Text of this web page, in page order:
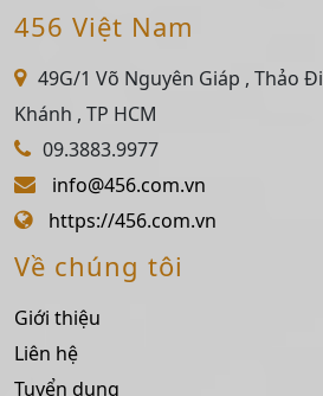
456 Việt Nam
49G/1 Võ Nguyên Giáp , Thảo
Khánh , TP HCM
09.3883.9977
info@456.com.vn
https://456.com.vn
Về chúng tôi
Giới thiệu
Liên hệ
Tuyển dụng